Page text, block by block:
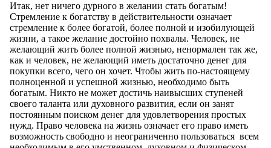
Итак, нет ничего дурного в желании стать богатым!
Стремление к богатству в действительности означает
стремление к более богатой, более полной и изобилующей
жизни, а такое желание достойно похвалы. Человек, не
желающий жить более полной жизнью, ненормален так же,
как и человек, не желающий иметь достаточно денег для
покупки всего, чего он хочет. Чтобы жить по-настоящему
полноценной и успешной жизнью, необходимо быть
богатым. Никто не может достичь наивысших ступеней
своего таланта или духовного развития, если он занят
постоянным поиском денег для удовлетворения простых
нужд. Право человека на жизнь означает его право иметь
возможность свободно и неограниченно пользоваться всем